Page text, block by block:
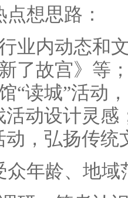
想思路：
业内动态和
了故宫》等
“读城”活动
活动设计灵
动，弘扬传统
众年龄、地域